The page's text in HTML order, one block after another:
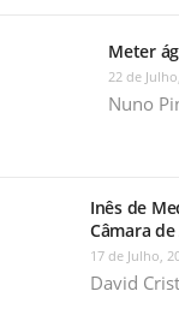
Meter
22 de
Nuno
Inês de
Câmara
17 de Julho,
David